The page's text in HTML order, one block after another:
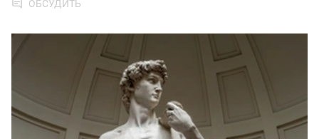
ОБСУДИТЬ